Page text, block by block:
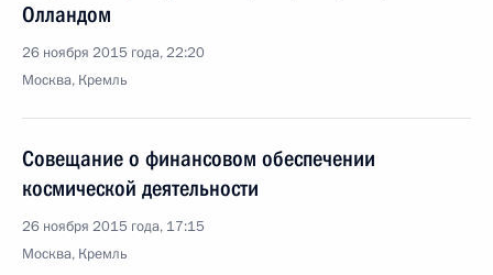
Олландом
26 ноября 2015 года, 22:20
Москва, Кремль
Совещание о финансовом обеспечении
космической деятельности
26 ноября 2015 года, 17:15
Москва, Кремль